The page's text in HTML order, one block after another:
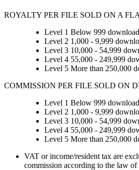
ROYALTY PER FILE SOLD ON A
Level 1 Below 999
Level 2 1,000 - 9,999
Level 3 10,000 - 54,999
Level 4 55,000 - 249,999
Level 5 More than 250,000
COMMISSION PER FILE SOLD ON
Level 1 Below 999
Level 2 1,000 - 9,999
Level 3 10,000 - 54,999
Level 4 55,000 - 249,999
Level 5 More than 250,000
VAT or income/resident tax are
commission according to the law